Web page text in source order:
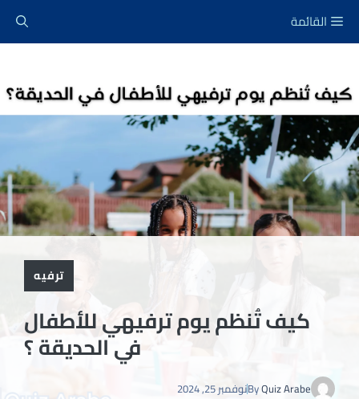
القائمة
ترفيه
كيف تُنظم يوم ترفيهي للأطفال
في الحديقة ؟
ByQuiz Arabe نوفمبر 25, 2024